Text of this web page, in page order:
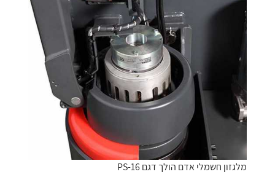
מלגזון חשמלי אדם הולך דגם PS-16